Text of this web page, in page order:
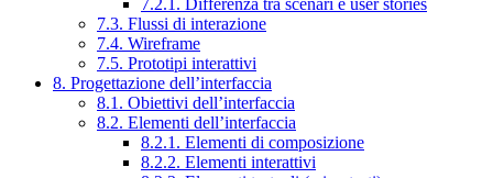
7.3. Flussi di interazione
7.4. Wireframe
7.5. Prototipi interattivi
8. Progettazione dell’interfaccia
8.1. Obiettivi dell’interfaccia
8.2. Elementi dell’interfaccia
8.2.1. Elementi di composizione
8.2.2. Elementi interattivi